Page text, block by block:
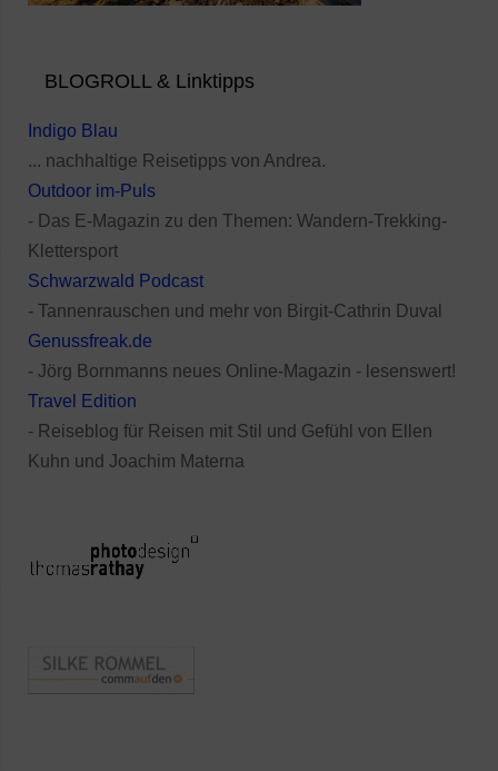
BLOGROLL & Linktipps
Indigo Blau
... nachhaltige Reisetipps von Andrea.
Outdoor im-Puls
- Das E-Magazin zu den Themen: Wandern-Trekking-
Klettersport
Schwarzwald Podcast
- Tannenrauschen und mehr von Birgit-Cathrin Duval
Genussfreak.de
- Jörg Bornmanns neues Online-Magazin - lesenswert!
Travel Edition
- Reiseblog für Reisen mit Stil und Gefühl von Ellen
Kuhn und Joachim Materna